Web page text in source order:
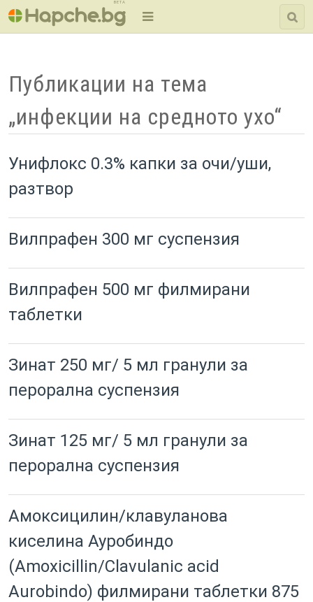
BETA
Публикации на тема
„инфекции на средното ухо“
Унифлокс 0.3% капки за очи/уши,
разтвор
Вилпрафен 300 мг суспензия
Вилпрафен 500 мг филмирани
таблетки
Зинат 250 мг/ 5 мл гранули за
перорална суспензия
Зинат 125 мг/ 5 мл гранули за
перорална суспензия
Амоксицилин/клавуланова
киселина Ауробиндо
(Amoxicillin/Clavulanic acid
Aurobindo) филмирани таблетки 875